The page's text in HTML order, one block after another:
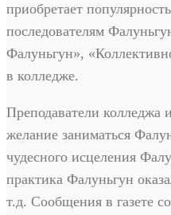
приобретает
последователям
Фалуньгун»,
в колледже.
Преподаватели колледжа
желание заниматься
чудесного исцеления
практика Фалуньгун
т.д. Сообщения в газете